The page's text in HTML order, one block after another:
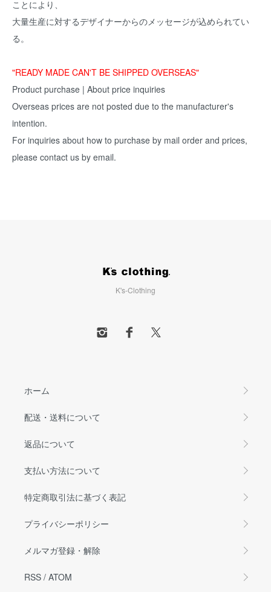
ことにより、
大量生産に対するデザイナーからのメッセージが込められてい
る。
"READY MADE CAN'T BE SHIPPED OVERSEAS"
Product purchase | About price inquiries
Overseas prices are not posted due to the manufacturer's
intention.
For inquiries about how to purchase by mail order and prices,
please contact us by email.
K's-Clothing
ホーム
配送・送料について
返品について
支払い方法について
特定商取引法に基づく表記
プライバシーポリシー
メルマガ登録・解除
RSS / ATOM